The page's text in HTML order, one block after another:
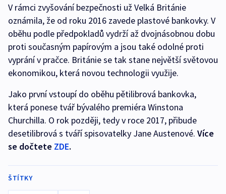
V rámci zvyšování bezpečnosti už Velká Británie
oznámila, že od roku 2016 zavede plastové bankovky. V
oběhu podle předpokladů vydrží až dvojnásobnou dobu
proti současným papírovým a jsou také odolné proti
vyprání v pračce. Británie se tak stane největší světovou
ekonomikou, která novou technologii využije.
Jako první vstoupí do oběhu pětilibrová bankovka,
která ponese tvář bývalého premiéra Winstona
Churchilla. O rok později, tedy v roce 2017, přibude
desetilibrová s tváří spisovatelky Jane Austenové. Více
se dočtete ZDE.
ŠTÍTKY